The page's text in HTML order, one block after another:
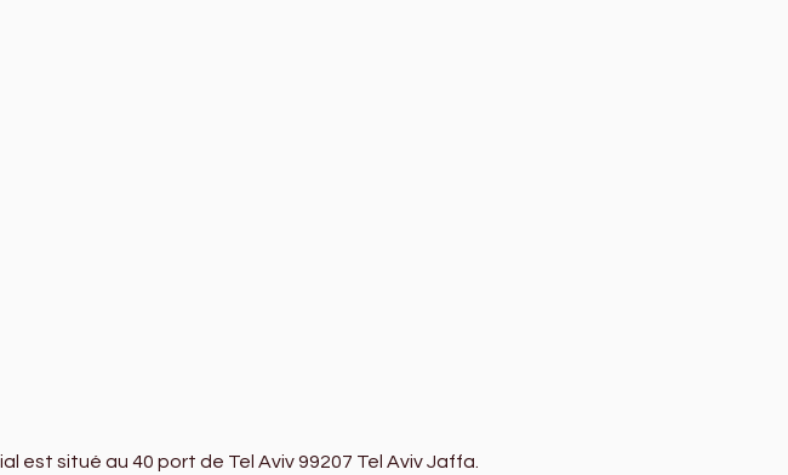
est situé au 40 port de Tel Aviv 99207 Tel Aviv Jaffa.